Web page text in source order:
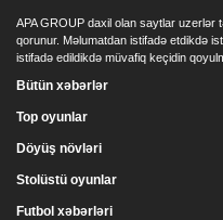
APA GROUP daxil olan saytlar uzerlər
qorunur. Məlumatdan istifadə etdikdə
istifadə edildikdə müvafiq keçidin
Bütün xəbərlər
Top oyunlar
Döyüş növləri
Stolüstü oyunlar
Futbol xəbərləri